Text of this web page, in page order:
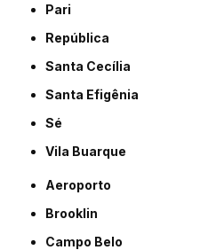
Pari
República
Santa Cecília
Santa Efigênia
Sé
Vila Buarque
Aeroporto
Brooklin
Campo Belo